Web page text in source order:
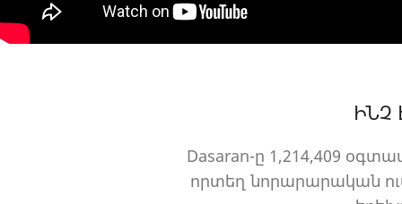
ԻՆՉ
Dasaran-ը 1,214,409
որտեղ նորարարական